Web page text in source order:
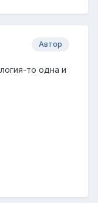
Автор
то одна и